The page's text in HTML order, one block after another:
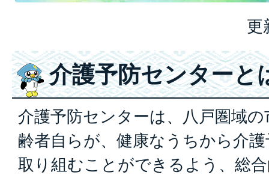
更
介護予防センターと
介護予防センターは、八戸圏域
齢者自らが、健康なうちから介
取り組むことができるよう、総